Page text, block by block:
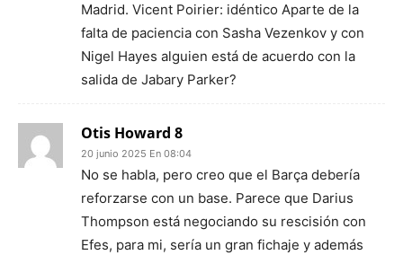
Madrid. Vicent Poirier: idéntico Aparte de la
falta de paciencia con Sasha Vezenkov y con
Nigel Hayes alguien está de acuerdo con la
salida de Jabary Parker?
Otis Howard 8
20 junio 2025 En 08:04
No se habla, pero creo que el Barça debería
reforzarse con un base. Parece que Darius
Thompson está negociando su rescisión con
Efes, para mi, sería un gran fichaje y además